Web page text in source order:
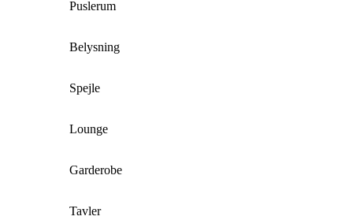
Puslerum
Belysning
Spejle
Lounge
Garderobe
Tavler